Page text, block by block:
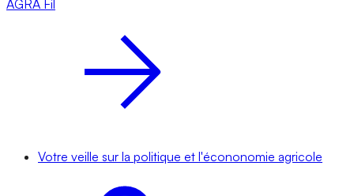
AGRA Fil
Votre veille sur la politique et l'écononomie agricole